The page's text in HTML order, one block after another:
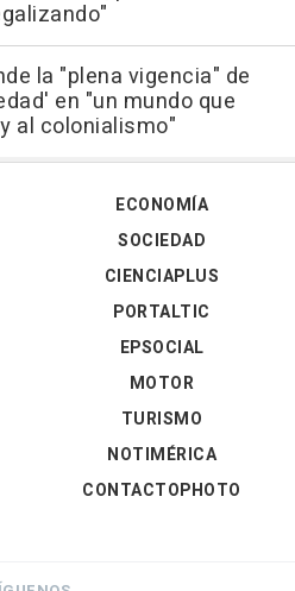
la "plena vigencia" de
en "un mundo que
al colonialismo"
ECONOMÍA
SOCIEDAD
CIENCIAPLUS
PORTALTIC
EPSOCIAL
MOTOR
TURISMO
NOTIMÉRICA
CONTACTOPHOTO